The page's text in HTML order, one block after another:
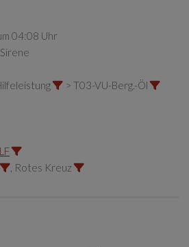
04:08 Uhr
> T03-VU-Berg.-Öl
, Rotes Kreuz